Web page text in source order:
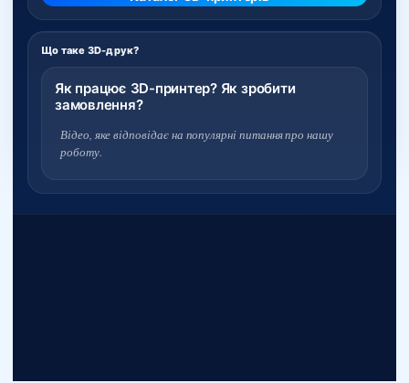
Що таке 3D-друк?
Як працює 3D-принтер? Як зробити
замовлення?
Відео, яке відповідає на популярні питання про нашу
роботу.